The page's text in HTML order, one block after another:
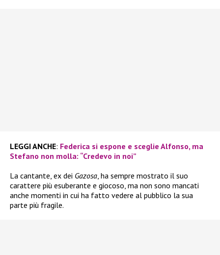
LEGGI ANCHE: Federica si espone e sceglie Alfonso, ma
Stefano non molla: “Credevo in noi”
La cantante, ex dei Gazosa, ha sempre mostrato il suo
carattere più esuberante e giocoso, ma non sono mancati
anche momenti in cui ha fatto vedere al pubblico la sua
parte più fragile.